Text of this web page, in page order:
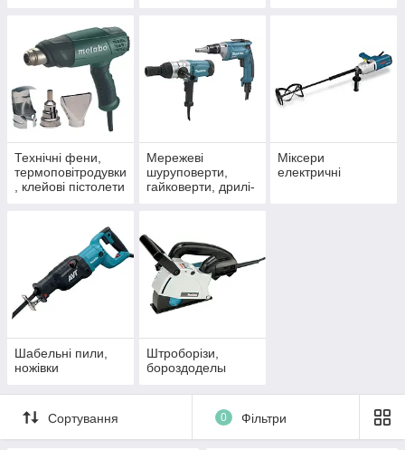
Технічні фени,
термоповітродувки
, клейові пістолети
Мережеві
шуруповерти,
гайковерти, дрилі-
Міксери
електричні
Шабельні пили,
ножівки
Штроборізи,
бороздоделы
Сортування 0 Фільтри